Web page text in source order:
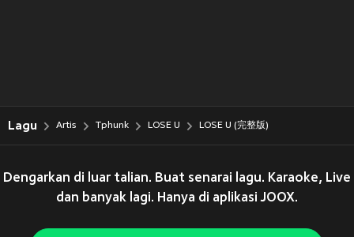
Lagu Artis Tphunk LOSE U LOSE U (完整版)
Dengarkan di luar talian. Buat senarai lagu. Karaoke, Live
dan banyak lagi. Hanya di aplikasi JOOX.